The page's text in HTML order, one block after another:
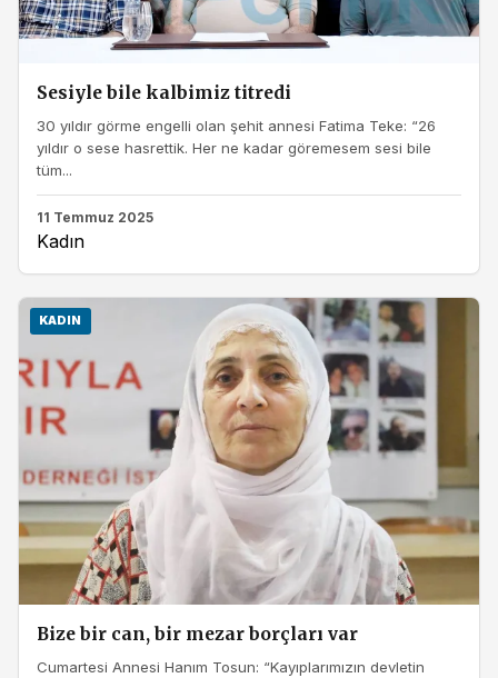
Sesiyle bile kalbimiz titredi
30 yıldır görme engelli olan şehit annesi Fatima Teke: “26
yıldır o sese hasrettik. Her ne kadar göremesem sesi bile
tüm...
11 Temmuz 2025
Kadın
KADIN
Bize bir can, bir mezar borçları var
Cumartesi Annesi Hanım Tosun: “Kayıplarımızın devletin